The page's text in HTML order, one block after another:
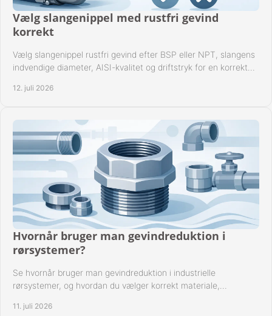
Vælg slangenippel med rustfri gevind
korrekt
Vælg slangenippel rustfri gevind efter BSP eller NPT, slangens
indvendige diameter, AISI-kvalitet og driftstryk for en korrekt
12. juli 2026
Hvornår bruger man gevindreduktion i
rørsystemer?
Se hvornår bruger man gevindreduktion i industrielle
rørsystemer, og hvordan du vælger korrekt materiale,
11. juli 2026